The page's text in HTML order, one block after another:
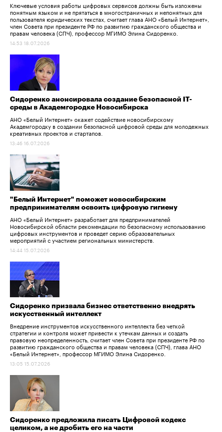
Ключевые условия работы цифровых сервисов должны быть изложены
понятным языком и не прятаться в многостраничных и непонятных для
пользователя юридических текстах, считает глава АНО «Белый Интернет»,
член Совета при президенте РФ по развитию гражданского общества и
правам человека (СПЧ), профессор МГИМО Элина Сидоренко.
14:53 18.07.2026
Сидоренко анонсировала создание безопасной IT-
среды в Академгородке Новосибирска
АНО «Белый Интернет» окажет содействие новосибирскому
Академгородку в создании безопасной цифровой среды для молодежных
креативных проектов и стартапов.
13:46 16.07.2026
"Белый Интернет" поможет новосибирским
предпринимателям освоить цифровую гигиену
АНО «Белый Интернет» разработает для предпринимателей
Новосибирской области рекомендации по безопасному использованию
цифровых инструментов и проведет серию образовательных
мероприятий с участием региональных министерств.
14:44 15.07.2026
Сидоренко призвала бизнес ответственно внедрять
искусственный интеллект
Внедрение инструментов искусственного интеллекта без четкой
стратегии и контроля может привести к утечкам данных и создать
правовую неопределенность, считает член Совета при президенте РФ по
развитию гражданского общества и правам человека (СПЧ), глава АНО
«Белый Интернет», профессор МГИМО Элина Сидоренко.
13:05 15.07.2026
Сидоренко предложила писать Цифровой кодекс
целиком, а не дробить его на части